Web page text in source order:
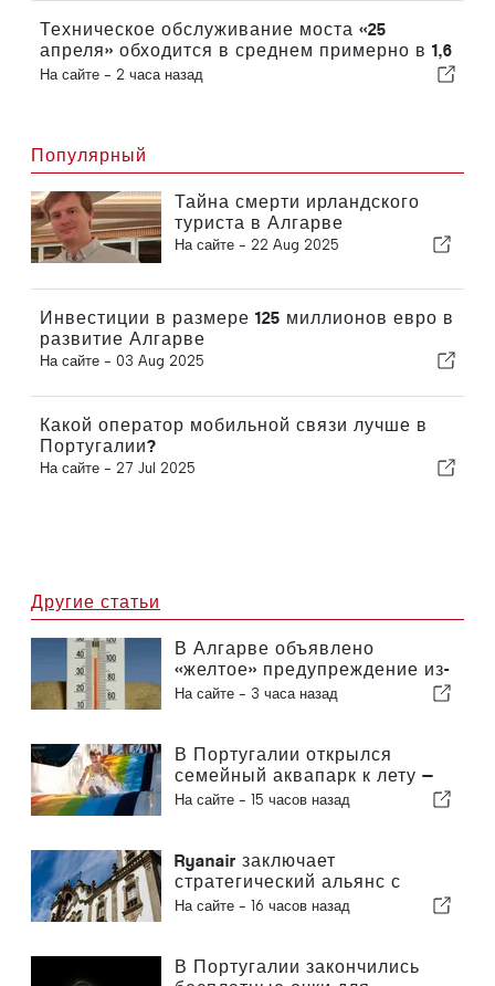
Техническое обслуживание моста «25
апреля» обходится в среднем примерно в 1,6
млн евро в год
На сайте - 2 часа назад
Популярный
Тайна смерти ирландского
туриста в Алгарве
На сайте - 22 Aug 2025
Инвестиции в размере 125 миллионов евро в
развитие Алгарве
На сайте - 03 Aug 2025
Какой оператор мобильной связи лучше в
Португалии?
На сайте - 27 Jul 2025
Другие статьи
В Алгарве объявлено
«желтое» предупреждение из-
за высоких температур
На сайте - 3 часа назад
В Португалии открылся
семейный аквапарк к лету —
билеты стоят 2 евро
На сайте - 15 часов назад
Ryanair заключает
стратегический альянс с
Институтом Пиаже в Визеу с
Португалии
На сайте - 16 часов назад
В Португалии закончились